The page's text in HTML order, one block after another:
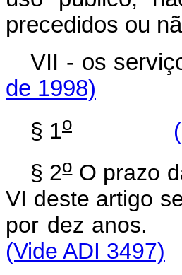
precedidos ou
VII - os
de 1998)
§ 1o
§ 2oO prazo
VI deste artigo
por dez anos.
(Vide ADI 3497)